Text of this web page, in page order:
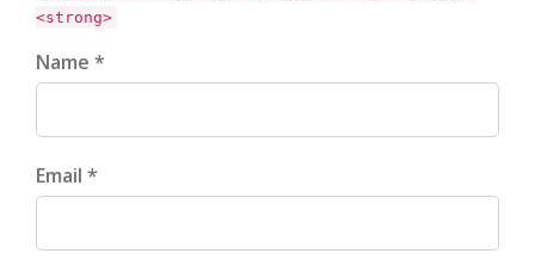
<strong>
Name *
Email *